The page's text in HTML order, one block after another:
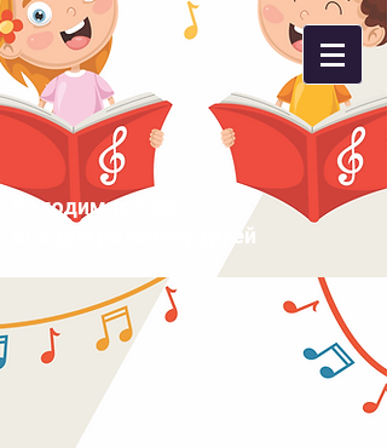
Володимир Єпік
Все для розвитку дітей